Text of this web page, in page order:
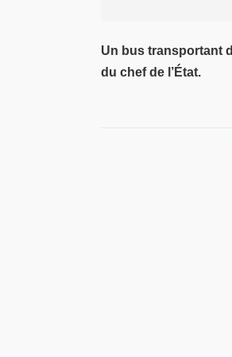
Un bus transportant
du chef de l’État.